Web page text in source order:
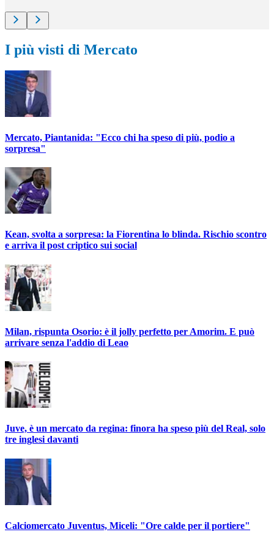
I più visti di Mercato
Mercato, Piantanida: "Ecco chi ha speso di più, podio a
sorpresa"
Kean, svolta a sorpresa: la Fiorentina lo blinda. Rischio scontro
e arriva il post criptico sui social
Milan, rispunta Osorio: è il jolly perfetto per Amorim. E può
arrivare senza l'addio di Leao
Juve, è un mercato da regina: finora ha speso più del Real, solo
tre inglesi davanti
Calciomercato Juventus, Miceli: "Ore calde per il portiere"